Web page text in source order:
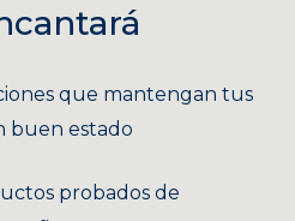
que mantengan tus
buen estado
probados de